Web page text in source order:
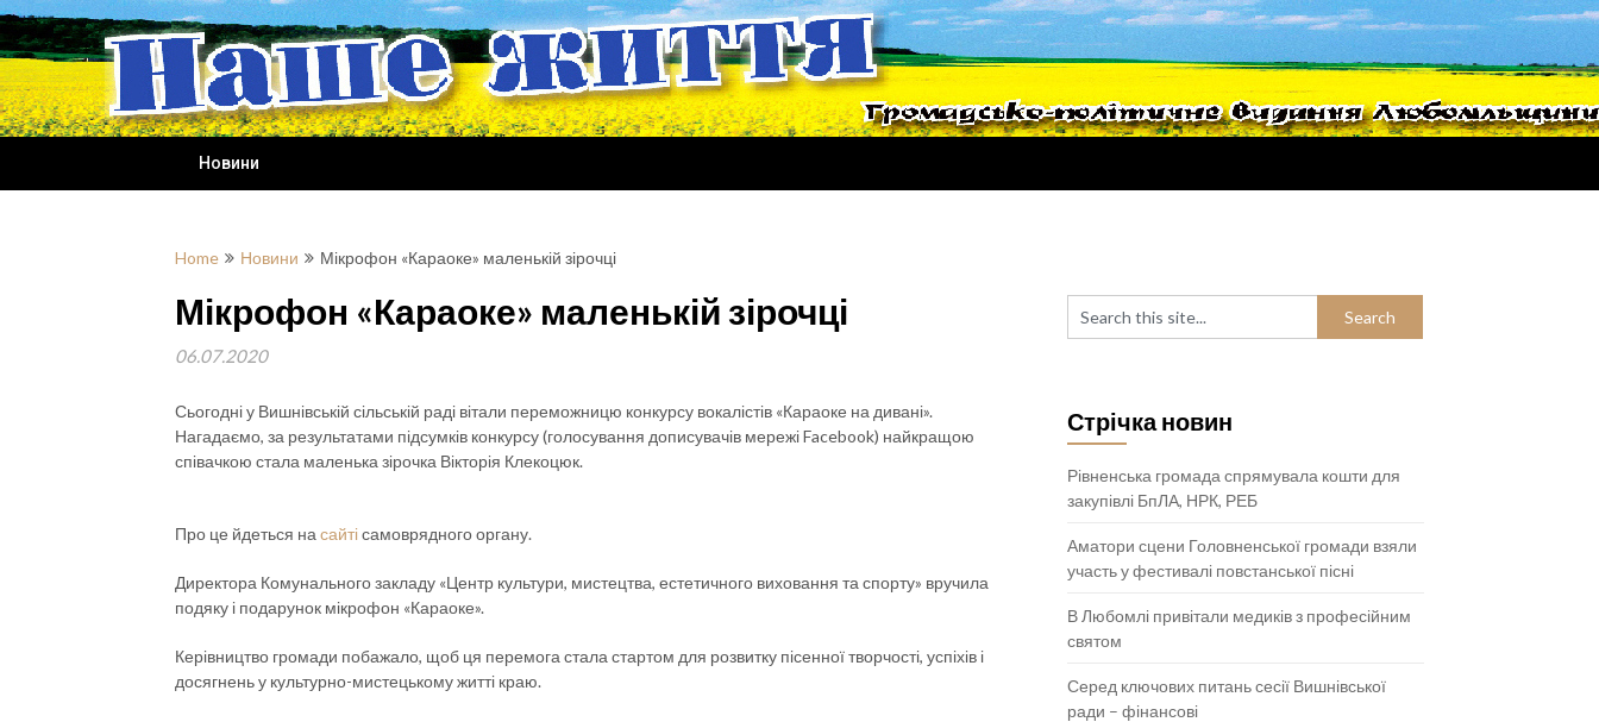
Skip
to
content
Новини
Home Новини Мікрофон «Караоке» маленькій зірочці
Мікрофон «Караоке» маленькій зірочці
06.07.2020
Сьогодні у Вишнівській сільській раді вітали переможницю конкурсу вокалістів «Караоке на дивані».
Нагадаємо, за результатами підсумків конкурсу (голосування дописувачів мережі Facebook) найкращою
співачкою стала маленька зірочка Вікторія Клекоцюк.
Про це йдеться на сайтісамоврядного органу.
Директора Комунального закладу «Центр культури, мистецтва, естетичного виховання та спорту» вручила
подяку і подарунок мікрофон «Караоке».
Керівництво громади побажало, щоб ця перемога стала стартом для розвитку пісенної творчості, успіхів і
досягнень у культурно-мистецькому житті краю.
Стрічка новин
Рівненська громада спрямувала кошти для
закупівлі БпЛА, НРК, РЕБ
Аматори сцени Головненської громади взяли
участь у фестивалі повстанської пісні
В Любомлі привітали медиків з професійним
святом
Серед ключових питань сесії Вишнівської
ради – фінансові